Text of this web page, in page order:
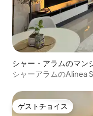
シャー・アラムのマン
シャーアラムのAlinea
ゲストチョイス
ゲストチョイス